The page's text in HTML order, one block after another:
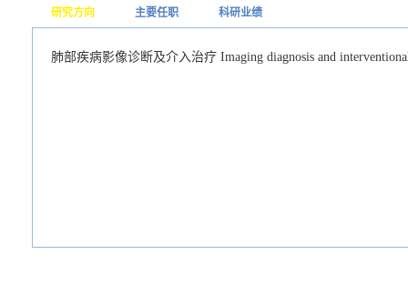
研究方向 主要任职 科研业绩
肺部疾病影像诊断及介入治疗 Imaging diagnosis and